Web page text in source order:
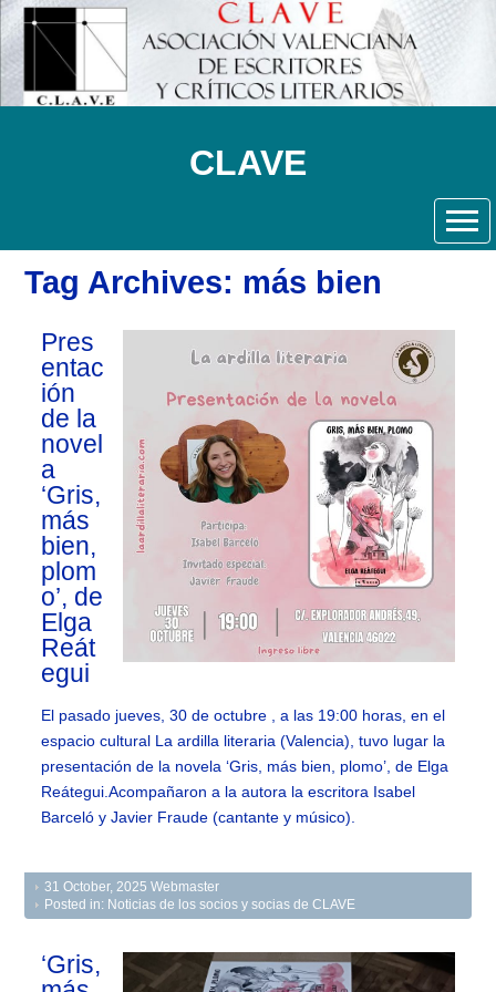
CLAVE
Tag Archives: más bien
Pres
entac
ión
de la
novel
a
‘Gris,
más
bien,
plom
o’, de
Elga
Reát
egui
El pasado jueves, 30 de octubre , a las 19:00 horas, en el
espacio cultural La ardilla literaria (Valencia), tuvo lugar la
presentación de la novela ‘Gris, más bien, plomo’, de Elga
Reátegui.Acompañaron a la autora la escritora Isabel
Barceló y Javier Fraude (cantante y músico).
31 October, 2025 Webmaster
Posted in: Noticias de los socios y socias de CLAVE
‘Gris,